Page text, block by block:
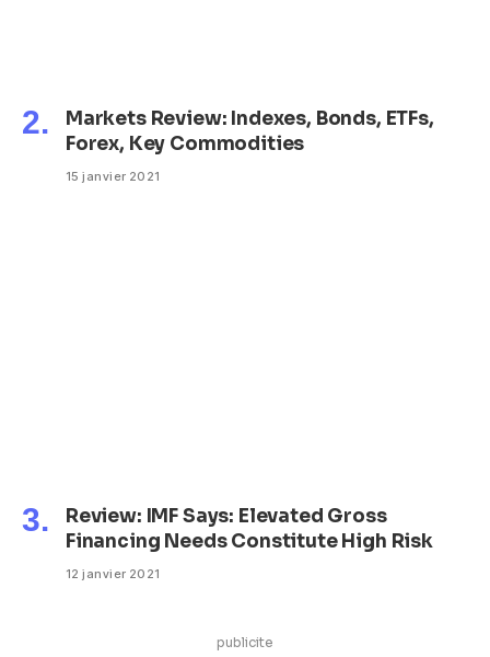
Markets Review: Indexes, Bonds, ETFs,
Forex, Key Commodities
15 janvier 2021
Review: IMF Says: Elevated Gross
Financing Needs Constitute High Risk
12 janvier 2021
publicite